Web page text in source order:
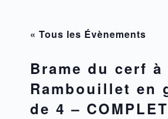
« Tous les Évènements
Brame du cerf à
Rambouillet en
de 4 – COMPLET